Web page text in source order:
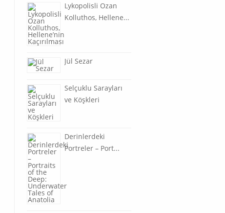
Lykopolisli Ozan
Kolluthos, Hellene...
Jül Sezar
Selçuklu Sarayları
ve Köşkleri
Derinlerdeki
Portreler – Port...